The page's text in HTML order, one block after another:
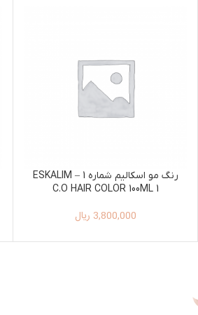
رنگ مو اسکالیم شماره 1 – ESKALIM
C.O HAIR COLOR 100ML 1
3,800,000 ریال